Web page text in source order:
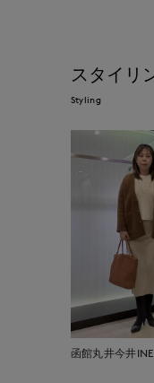
スタイリ
Styling
函館丸井今井